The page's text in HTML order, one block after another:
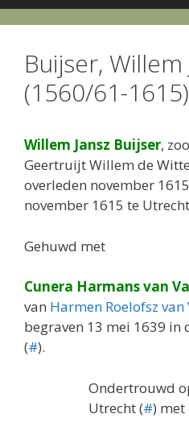
Buijser, Willem
(1560/61-1615)
Willem Jansz Buijser,
Geertruijt Willem de
overleden november
november 1615 te
Gehuwd met
Cunera Harmans van
van Harmen Roelofsz
begraven 13 mei 1639 in
(#).
Ondertrouwd
Utrecht (#) met